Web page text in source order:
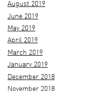
August 2019
June 2019
May 2019
April 2019
March 2019
January 2019
December 2018
November 2018